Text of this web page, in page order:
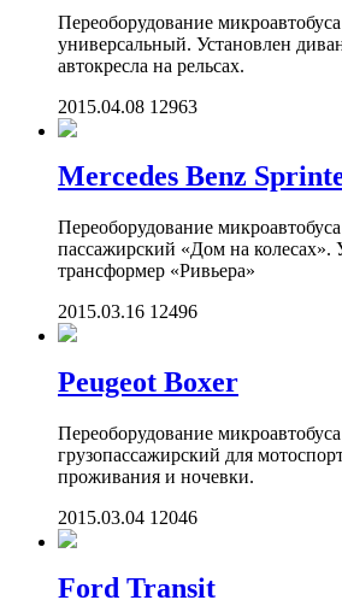
Переоборудование
универсальный. Установлен
автокресла на рельсах.
2015.04.08 12963
Mercedes Benz
Переоборудование
пассажирский «Дом на колесах».
трансформер «Ривьера»
2015.03.16 12496
Peugeot Boxer
Переоборудование
грузопассажирский для
проживания и ночевки.
2015.03.04 12046
Ford Transit